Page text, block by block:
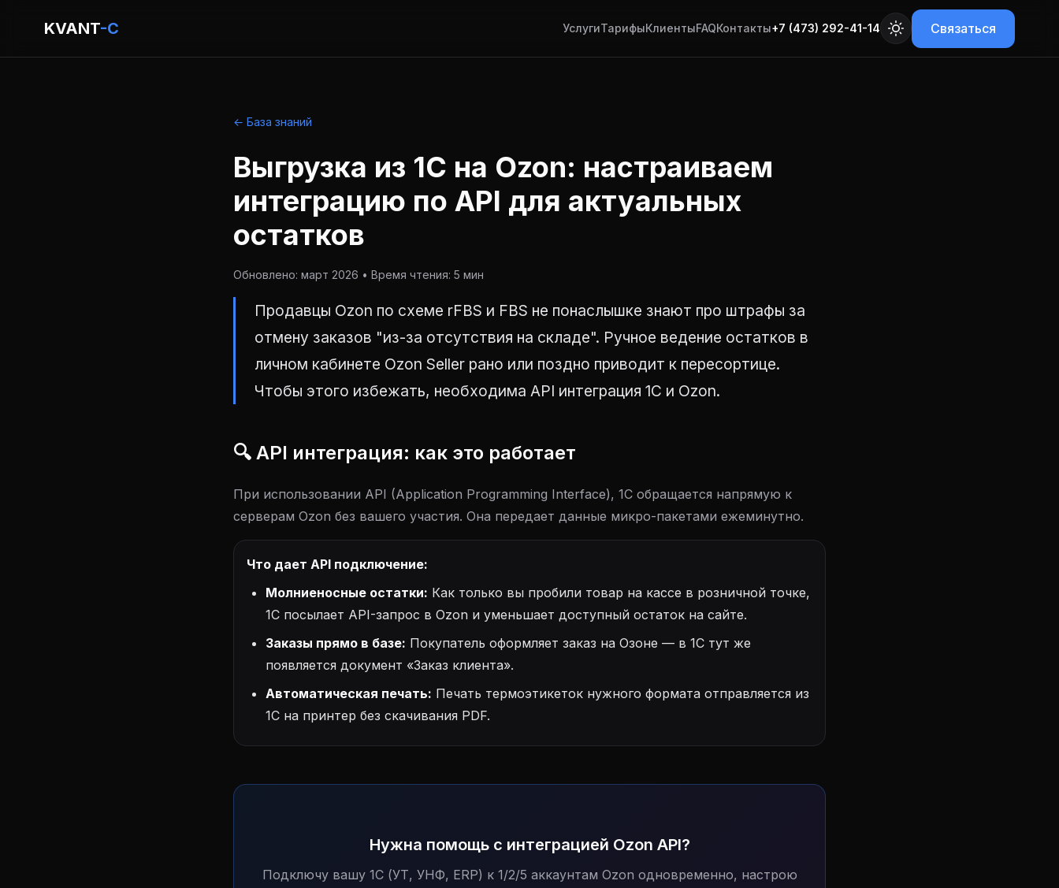
KVANT-C УслугиТарифыКлиентыFAQКонтакты+7 (473) 292-41-14 Связаться
← База знаний
Выгрузка из 1С на Ozon: настраиваем
интеграцию по API для актуальных
остатков
Обновлено: март 2026 • Время чтения: 5 мин
Продавцы Ozon по схеме rFBS и FBS не понаслышке знают про штрафы за
отмену заказов "из-за отсутствия на складе". Ручное ведение остатков в
личном кабинете Ozon Seller рано или поздно приводит к пересортице.
Чтобы этого избежать, необходима API интеграция 1С и Ozon.
🔍 API интеграция: как это работает
При использовании API (Application Programming Interface), 1С обращается напрямую к
серверам Ozon без вашего участия. Она передает данные микро-пакетами ежеминутно.
Что дает API подключение:
Молниеносные остатки: Как только вы пробили товар на кассе в розничной точке,
1С посылает API-запрос в Ozon и уменьшает доступный остаток на сайте.
Заказы прямо в базе: Покупатель оформляет заказ на Озоне — в 1С тут же
появляется документ «Заказ клиента».
Автоматическая печать: Печать термоэтикеток нужного формата отправляется из
1С на принтер без скачивания PDF.
Нужна помощь с интеграцией Ozon API?
Подключу вашу 1С (УТ, УНФ, ERP) к 1/2/5 аккаунтам Ozon одновременно, настрою